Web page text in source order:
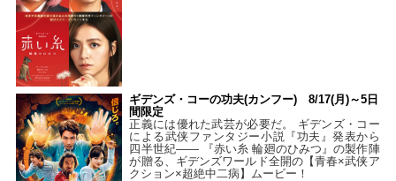
ギデンズ・コーの功夫(カンフー) 8/17(月)～5日
間限定
正義には優れた武芸が必要だ。 ギデンズ・コー
による武侠ファンタジー小説『功夫』発表から
四半世紀―― 『赤い糸 輪廻のひみつ』の製作陣
が贈る、ギデンズワールド全開の【青春×武侠ア
クション×超絶中二病】ムービー！